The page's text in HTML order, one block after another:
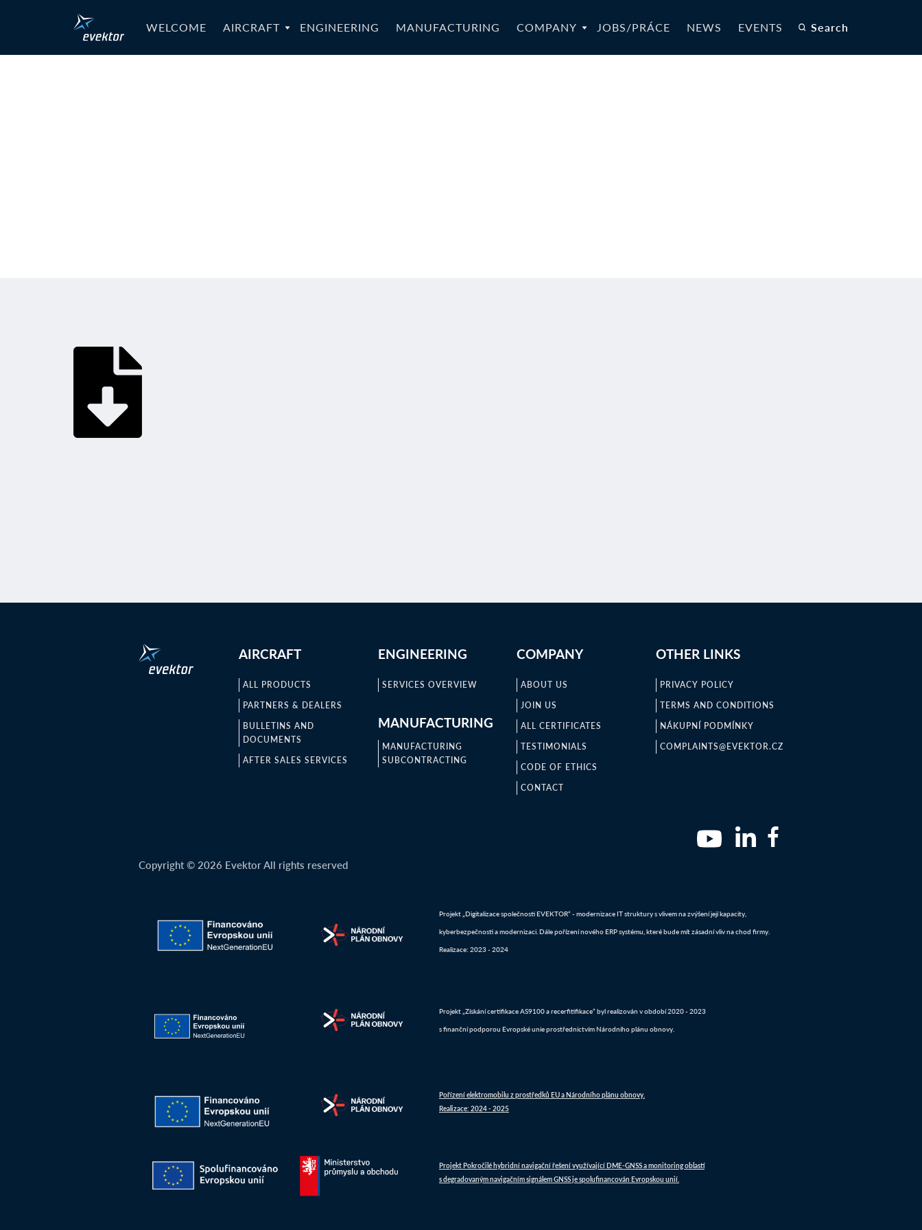
WELCOME AIRCRAFT ENGINEERING MANUFACTURING COMPANY JOBS/PRÁCE NEWS EVENTS Search
AIRCRAFT
ALL PRODUCTS
PARTNERS & DEALERS
BULLETINS AND
DOCUMENTS
AFTER SALES SERVICES
ENGINEERING
SERVICES OVERVIEW
MANUFACTURING
MANUFACTURING
SUBCONTRACTING
COMPANY
ABOUT US
JOIN US
ALL CERTIFICATES
TESTIMONIALS
CODE OF ETHICS
CONTACT
OTHER LINKS
PRIVACY POLICY
TERMS AND CONDITIONS
NÁKUPNÍ PODMÍNKY
COMPLAINTS@EVEKTOR.CZ
Copyright © 2026 Evektor All rights reserved
Projekt „Digitalizace společnosti EVEKTOR“ - modernizace IT struktury s vlivem na zvýšení její kapacity,
kyberbezpečnosti a modernizaci. Dále pořízení nového ERP systému, které bude mít zásadní vliv na chod firmy.
Realizace: 2023 - 2024
Projekt „Získání certifikace AS9100 a recerfitifikace“ byl realizován v období 2020 - 2023
s finanční podporou Evropské unie prostřednictvím Národního plánu obnovy.
Pořízení elektromobilu z prostředků EU a Národního plánu obnovy.
Realizace: 2024 - 2025
Projekt Pokročilé hybridní navigační řešení využívající DME-GNSS a monitoring oblastí
s degradovaným navigačním signálem GNSS je spolufinancován Evropskou unií.